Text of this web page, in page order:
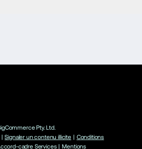
Pty. Ltd.
| Signaler un contenu illicite | Conditions
cadre Services | Mentions